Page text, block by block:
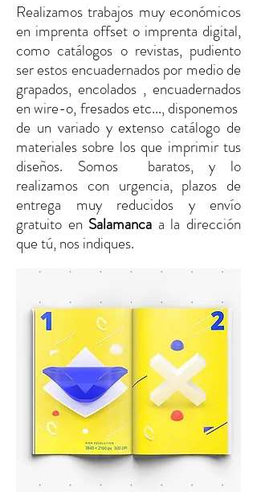
Realizamos trabajos muy económicos
en imprenta offset o imprenta digital,
como catálogos o revistas, pudiento
ser estos encuadernados por medio de
grapados, encolados , encuadernados
en wire-o, fresados etc..., disponemos
de un variado y extenso catálogo de
materiales sobre los que imprimir tus
diseños. Somos baratos, y lo
realizamos con urgencia, plazos de
entrega muy reducidos y envío
gratuito en Salamanca a la dirección
que tú, nos indiques.